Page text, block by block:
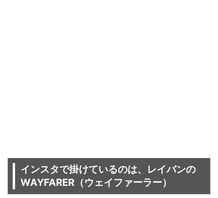
インスタで掛けているのは、レイバンの
WAYFARER（ウェイファーラー）